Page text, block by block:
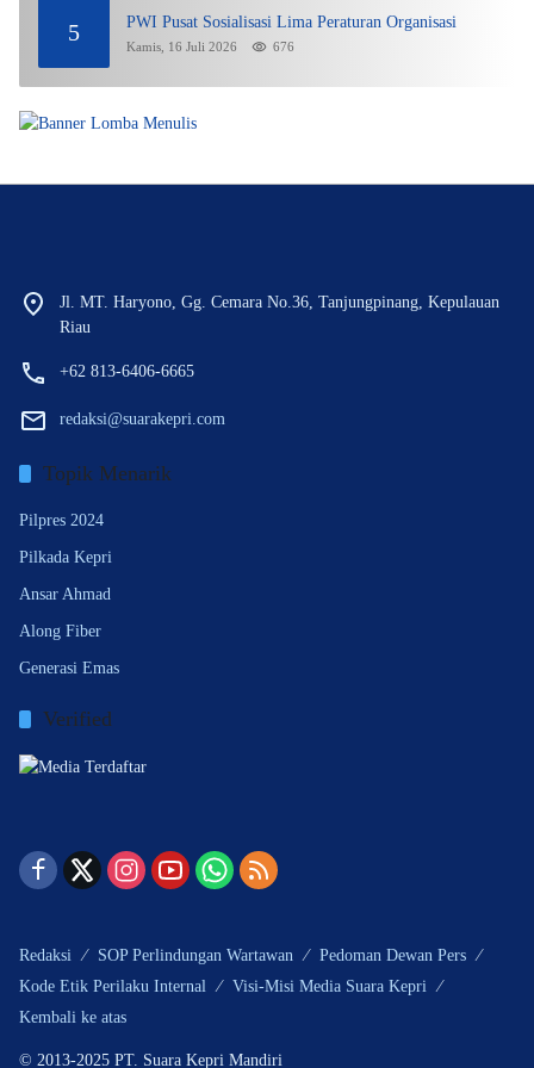
5 PWI Pusat Sosialisasi Lima Peraturan Organisasi
Kamis, 16 Juli 2026 676
Jl. MT. Haryono, Gg. Cemara No.36, Tanjungpinang, Kepulauan
Riau
+62 813-6406-6665
redaksi@suarakepri.com
Topik Menarik
Pilpres 2024
Pilkada Kepri
Ansar Ahmad
Along Fiber
Generasi Emas
Verified
Redaksi SOP Perlindungan Wartawan
Pedoman Dewan Pers
Kode Etik Perilaku Internal
Visi-Misi Media Suara Kepri
Kembali ke atas
© 2013-2025 PT. Suara Kepri Mandiri